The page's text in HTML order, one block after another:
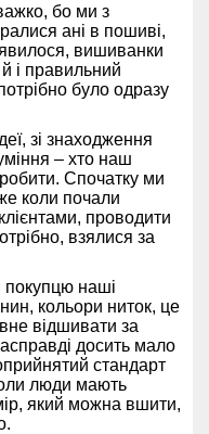
бо ми з
ані в пошиві,
вишиванки
і правильний
було одразу
зі знаходження
– хто наш
робити. Спочатку ми
коли почали
проводити
взялися за
наші
кольори ниток, це
відшивати за
досить мало
стандарт
люди мають
який можна вшити,